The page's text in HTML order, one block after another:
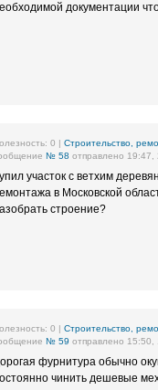
документации
0 | Строительство,
№ 58 отправлено 19:47,
участок с ветхим
в Московской
строение?
0 | Строительство,
№ 59 отправлено 15:50,
фурнитура обычно
чинить дешевые